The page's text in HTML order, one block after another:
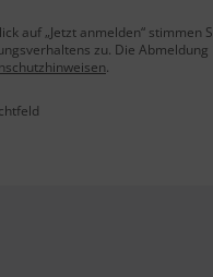
auf „Jetzt anmelden“
zu. Die
.